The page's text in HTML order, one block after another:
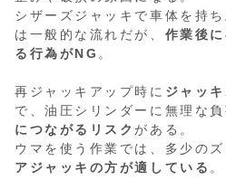
シザーズジャッキで車体を持
は一般的な流れだが、 作業後
る行為がNG 。
再ジャッキアップ時に ジャッ
で、油圧シリンダーに無理な
につながるリスク がある。
ウマを使う作業では、多少の
アジャッキの方が適している 。